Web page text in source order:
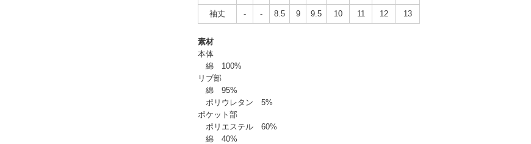
袖丈 - - 8.5 9 9.5 10 11 12 13
素材
本体
綿 100%
リブ部
綿 95%
ポリウレタン 5%
ポケット部
ポリエステル 60%
綿 40%